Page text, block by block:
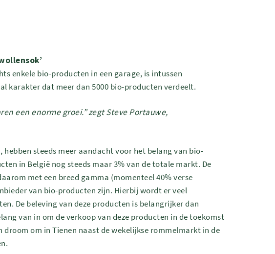
enkele bio-producten in een garage, is intussen
karakter dat meer dan 5000 bio-producten verdeelt.
een enorme groei.” zegt Steve Portauwe,
steeds meer aandacht voor het belang van bio-
in België nog steeds maar 3% van de totale markt. De
met een breed gamma (momenteel 40% verse
van bio-producten zijn. Hierbij wordt er veel
De beleving van deze producten is belangrijker dan
van in om de verkoop van deze producten in de toekomst
om in Tienen naast de wekelijkse rommelmarkt in de